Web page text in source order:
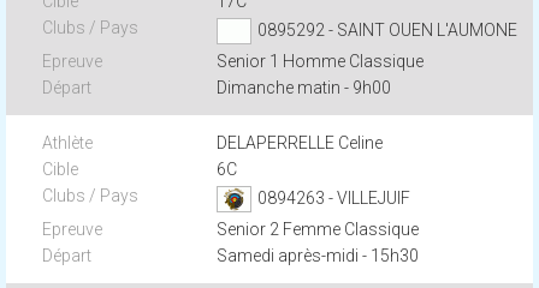
0895292 - SAINT OUEN L'AUMONE
Senior 1 Homme Classique
Dimanche matin - 9h00
DELAPERRELLE Celine
6C
0894263 - VILLEJUIF
Senior 2 Femme Classique
Samedi après-midi - 15h30